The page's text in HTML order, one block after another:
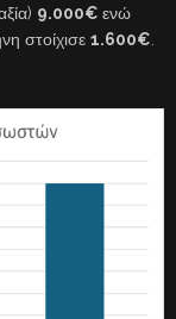
9.000€ ενώ
στοίχισε 1.600€